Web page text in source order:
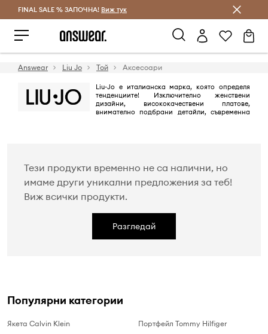
Спестявай с Answear Club
FINAL SALE % ЗАПОЧНА! Виж тук
Answear Liu Jo Той Аксесоари
Liu-Jo е италианска марка, която определя
тенденциите! Изключително женствени
дизайни, висококачествени платове,
внимателно подбрани детайли, съвременна
Тези продукти временно не са налични, но
имаме други уникални предложения за теб!
Виж всички продукти.
Разгледай
Популярни категории
Якета Calvin Klein
Портфейл Tommy Hilfiger